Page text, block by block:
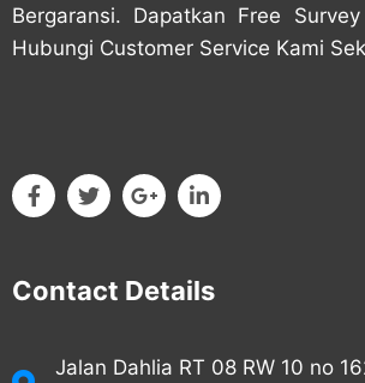
Bergaransi. Dapatkan Free
Hubungi Customer Service Kami
Contact Details
Jalan Dahlia RT 08 RW 10 no